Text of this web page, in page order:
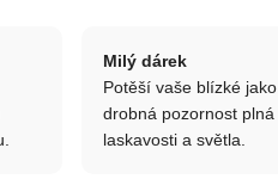
Milý dárek
Potěší vaše blízké jako
drobná pozornost plná
laskavosti a světla.